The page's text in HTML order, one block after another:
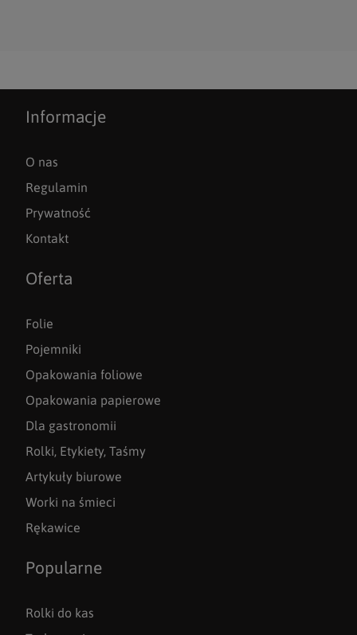
Informacje
O nas
Regulamin
Prywatność
Kontakt
Oferta
Folie
Pojemniki
Opakowania foliowe
Opakowania papierowe
Dla gastronomii
Rolki, Etykiety, Taśmy
Artykuły biurowe
Worki na śmieci
Rękawice
Popularne
Rolki do kas